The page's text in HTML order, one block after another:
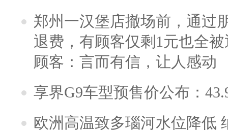
郑州一汉堡店撤场前，通过
退费，有顾客仅剩1元也全
顾客：言而有信，让人感动
享界G9车型预售价公布：
欧洲高温致多瑙河水位降低